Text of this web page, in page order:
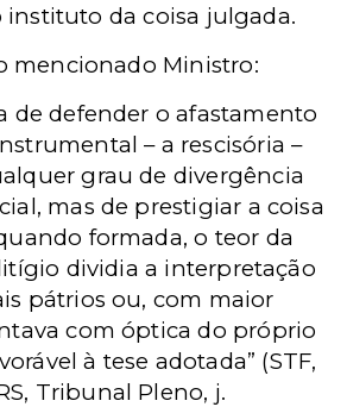
da coisa julgada.
mencionado Ministro:
de defender o afastamento
– a rescisória –
grau de divergência
mas de prestigiar a coisa
formada, o teor da
dividia a interpretação
pátrios ou, com maior
com óptica do próprio
à tese adotada” (STF,
Tribunal Pleno, j.